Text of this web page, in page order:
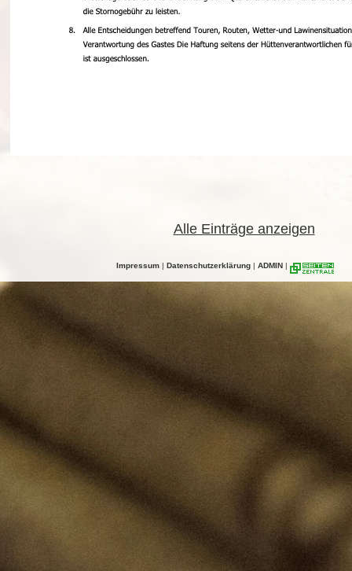
Alle Einträge anzeigen
Impressum | Datenschutzerklärung | ADMIN |